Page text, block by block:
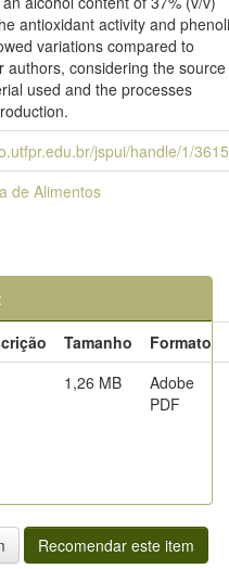
antioxidant activity and
variations compared to
authors, considering the source
used and the processes
jspui/handle/1/
de Alimentos
Tamanho
Formato
1,26 MB
Adobe
PDF
Recomendar este item